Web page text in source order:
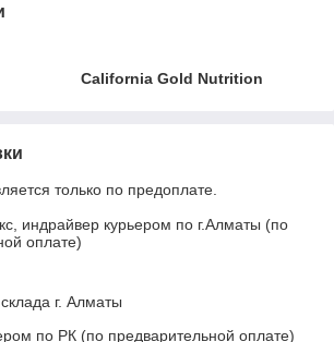
California Gold Nutrition
только по предоплате.
индрайвер курьером по г.Алматы (по
оплате)
г. Алматы
по РК (по предварительной оплате)